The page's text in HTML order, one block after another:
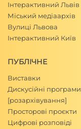
Інтерактивний Львів
Міський медіаархів
Вулиці Львова
Інтерактивний Київ
ПУБЛІЧНЕ
Виставки
Дискусійні програми
[розархівування]
Просторові проєкти
Цифрові розповіді